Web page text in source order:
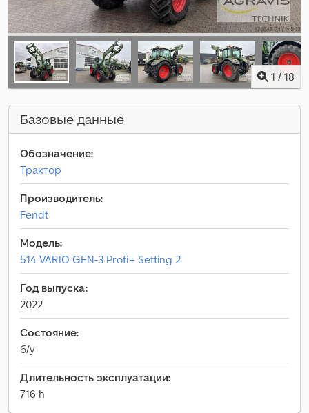
1 / 18
Базовые данные
Обозначение:
Трактор
Производитель:
Fendt
Модель:
514 VARIO GEN-3 Profi+ Setting 2
Год выпуска:
2022
Состояние:
б/у
Длительность эксплуатации:
716 h